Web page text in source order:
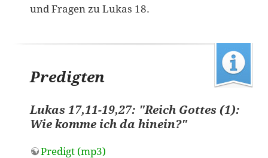
und Fragen zu Lukas 18.
Predigten
Lukas 17,11-19,27: "Reich Gottes (1):
Wie komme ich da hinein?"
Predigt (mp3)